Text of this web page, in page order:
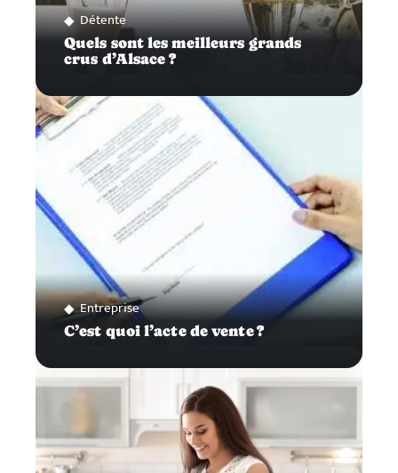
Détente
Quels sont les meilleurs grands
crus d’Alsace ?
Entreprise
C’est quoi l’acte de vente ?